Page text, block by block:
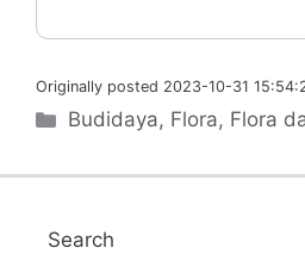
Originally posted 2023-10-31
Categories
Budidaya, Flora, Flora
Search